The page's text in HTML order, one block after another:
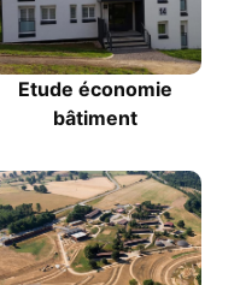
Etude économie
bâtiment